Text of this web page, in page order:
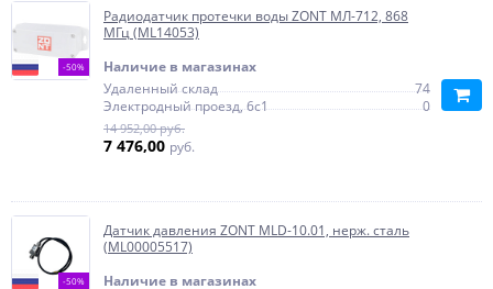
-50%
Радиодатчик протечки воды ZONT МЛ-712, 868
МГц (ML14053)
Наличие в магазинах
Удаленный склад
74
Электродный проезд, 6с1
0
14 952,00 руб.
7 476,00 руб.
-50%
Датчик давления ZONT MLD-10.01, нерж. сталь
(ML00005517)
Наличие в магазинах